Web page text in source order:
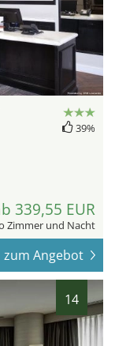
39%
339,55 EUR
Zimmer und Nacht
zum Angebot
14